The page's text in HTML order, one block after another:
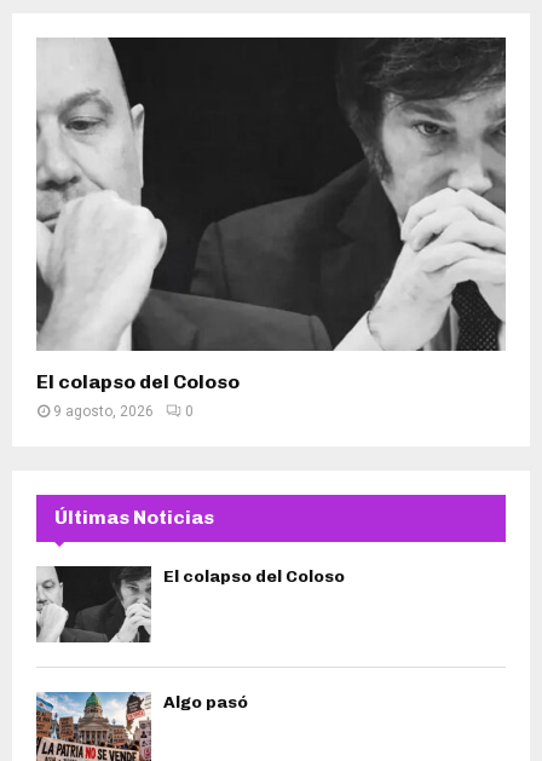
El colapso del Coloso
9 agosto, 2026 0
Últimas Noticias
El colapso del Coloso
Algo pasó